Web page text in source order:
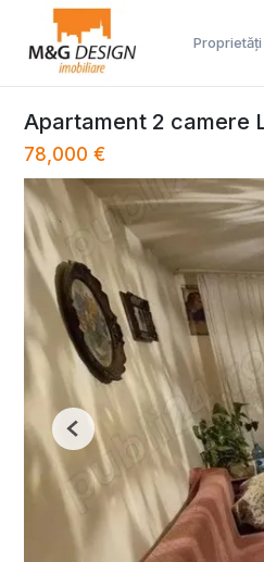
Proprietăți
Apartament 2 camere
78,000 €
Previous